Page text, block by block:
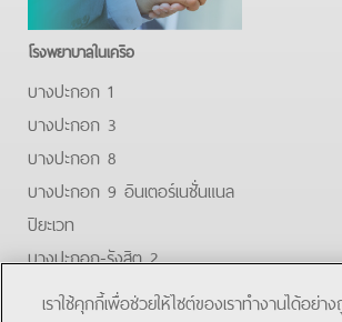
โรงพยาบาลในเครือ
บางปะกอก 1
บางปะกอก 3
บางปะกอก 8
บางปะกอก 9 อินเตอร์เนชั่นแนล
ปิยะเวท
บางปะกอก-รังสิต 2
บางปะกอกสมุทรปราการ
เราใช้คุกกี้เพื่อช่วยให้ไซต์ของเราทำงานได้อย่